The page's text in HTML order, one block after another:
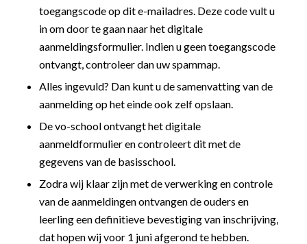
toegangscode op dit e-mailadres. Deze code vult u
in om door te gaan naar het digitale
aanmeldingsformulier. Indien u geen toegangscode
ontvangt, controleer dan uw spammap.
Alles ingevuld? Dan kunt u de samenvatting van de
aanmelding op het einde ook zelf opslaan.
De vo-school ontvangt het digitale
aanmeldformulier en controleert dit met de
gegevens van de basisschool.
Zodra wij klaar zijn met de verwerking en controle
van de aanmeldingen ontvangen de ouders en
leerling een definitieve bevestiging van inschrijving,
dat hopen wij voor 1 juni afgerond te hebben.